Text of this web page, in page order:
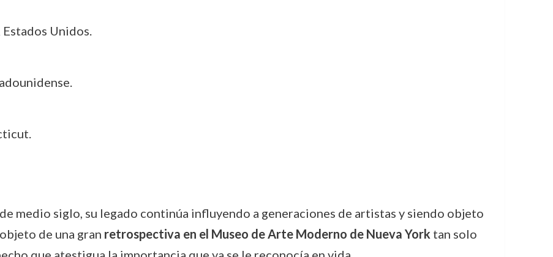
Unidos.
medio siglo, su legado continúa influyendo a generaciones de artistas y siendo objeto
de una gran retrospectiva en el Museo de Arte Moderno de Nueva York tan solo